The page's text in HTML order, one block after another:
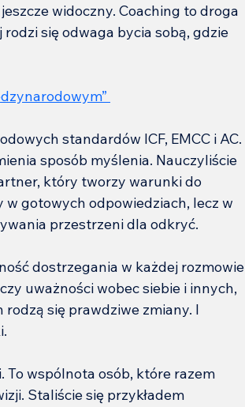
widoczny. Coaching to droga
się odwaga bycia sobą, gdzie
standardów ICF, EMCC i AC.
sposób myślenia. Nauczyliście
który tworzy warunki do
w gotowych odpowiedziach, lecz w
przestrzeni dla odkryć.
dostrzegania w każdej rozmowie
uważności wobec siebie i innych,
się prawdziwe zmiany. I
To wspólnota osób, które razem
Staliście się przykładem